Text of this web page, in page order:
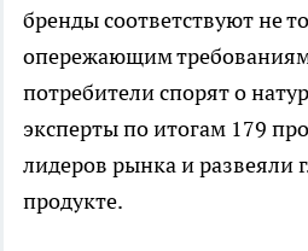
бренды соответствуют не
опережающим
потребители спорят о
эксперты по итогам 179
лидеров рынка и развеяли
продукте.